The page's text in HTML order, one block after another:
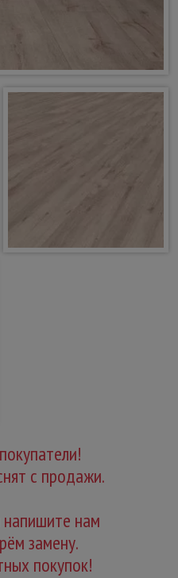
с продажи.
напишите нам
замену.
покупок!